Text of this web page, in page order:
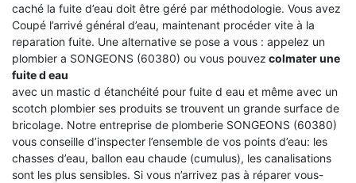
caché la fuite d’eau doit être géré par méthodologie. Vous avez
Coupé l’arrivé général d’eau, maintenant procéder vite à la
reparation fuite. Une alternative se pose a vous : appelez un
plombier a SONGEONS (60380) ou vous pouvez colmater une
fuite d eau
avec un mastic d étanchéité pour fuite d eau et même avec un
scotch plombier ses produits se trouvent un grande surface de
bricolage. Notre entreprise de plomberie SONGEONS (60380)
vous conseille d’inspecter l’ensemble de vos points d’eau: les
chasses d’eau, ballon eau chaude (cumulus), les canalisations
sont les plus sensibles. Si vous n’arrivez pas à réparer vous-